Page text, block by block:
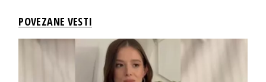
POVEZANE VESTI